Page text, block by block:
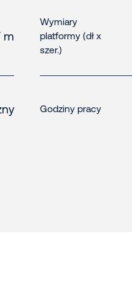
m
Wymiary
platformy (dł x
szer.)
Godziny pracy